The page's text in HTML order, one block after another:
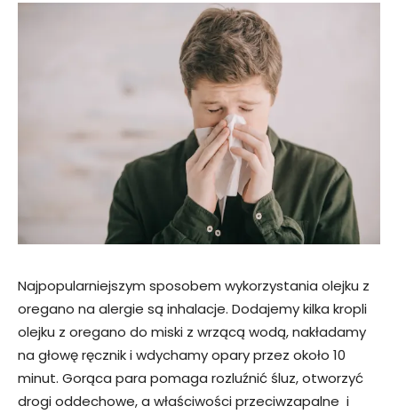
Najpopularniejszym sposobem wykorzystania olejku z
oregano na alergie są inhalacje. Dodajemy kilka kropli
olejku z oregano do miski z wrzącą wodą, nakładamy
na głowę ręcznik i wdychamy opary przez około 10
minut. Gorąca para pomaga rozluźnić śluz, otworzyć
drogi oddechowe, a właściwości przeciwzapalne i